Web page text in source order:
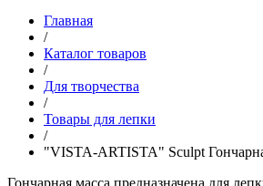
Главная
/
Каталог товаров
/
Для творчества
/
Товары для лепки
/
"VISTA-ARTISTA" Sculpt
Гончарная масса предназначена для